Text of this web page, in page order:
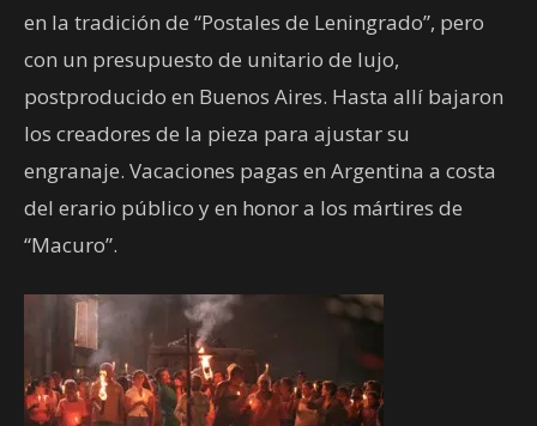
en la tradición de “Postales de Leningrado”, pero
con un presupuesto de unitario de lujo,
postproducido en Buenos Aires. Hasta allí bajaron
los creadores de la pieza para ajustar su
engranaje. Vacaciones pagas en Argentina a costa
del erario público y en honor a los mártires de
“Macuro”.